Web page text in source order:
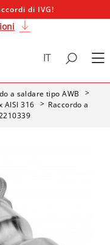
di IVG!
IT
a saldare tipo AWB
AISI 316
Raccordo a